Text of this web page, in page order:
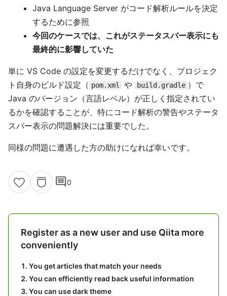
Java Language Server がコード解析ルールを決定
するために参照
今回のケースでは、これがステータスバー表示にも
最終的に影響していた
単に VS Code の設定を変更するだけでなく、プロジェク
ト自身のビルド設定（ pom.xml や build.gradle ）で
Java のバージョン（言語レベル）が正しく指定されてい
るかを確認することが、特にコード解析の警告やステータ
スバー表示の問題解決には重要でした。
同様の問題に遭遇した方の助けになれば幸いです。
comment0
Register as a new user and use Qiita more
conveniently
You get articles that match your needs
You can efficiently read back useful information
You can use dark theme